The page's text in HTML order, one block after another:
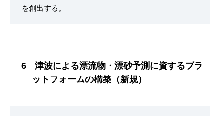
を創出する。
6 津波による漂流物・漂砂予測に資するプラ
ットフォームの構築（新規）